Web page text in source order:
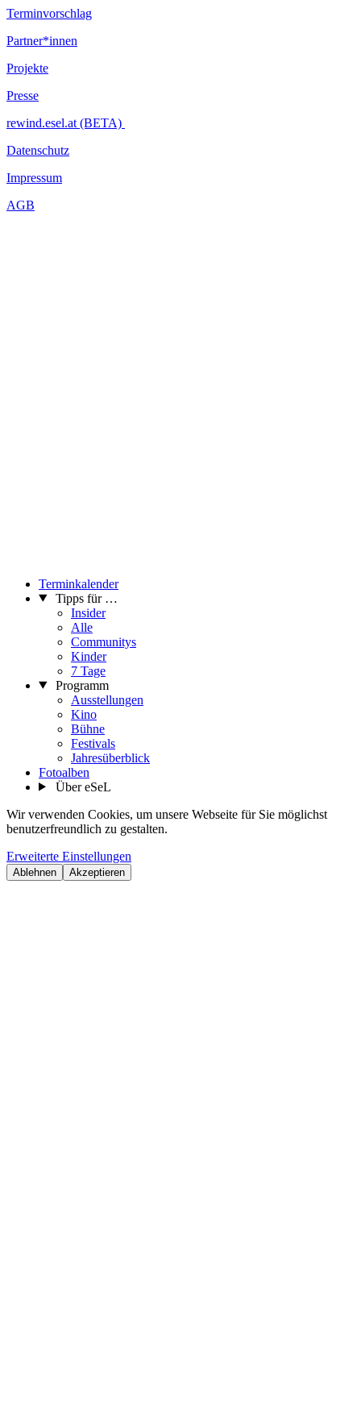
Terminvorschlag
Partner*innen
Projekte
Presse
rewind.esel.at (BETA)
Datenschutz
Impressum
AGB
Terminkalender
Tipps für …
Insider
Alle
Communitys
Kinder
7 Tage
Programm
Ausstellungen
Kino
Bühne
Festivals
Jahresüberblick
Fotoalben
Über eSeL
Wir verwenden Cookies, um unsere Webseite für Sie möglichst
benutzerfreundlich zu gestalten.
Erweiterte Einstellungen
Ablehnen Akzeptieren